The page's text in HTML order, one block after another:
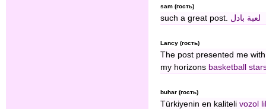
sam (гость)
such a great post. لعبة بادل
Lancy (гость)
The post presented me
my horizons basketball
buhar (гость)
Türkiyenin en kaliteli vozol